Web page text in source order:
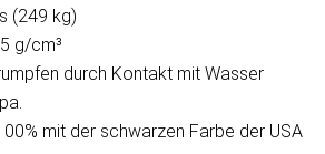
(249 kg)
g/cm³
durch Kontakt mit Wasser
mit der schwarzen Farbe der USA